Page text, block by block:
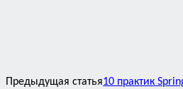
Предыдущая статья10 практик